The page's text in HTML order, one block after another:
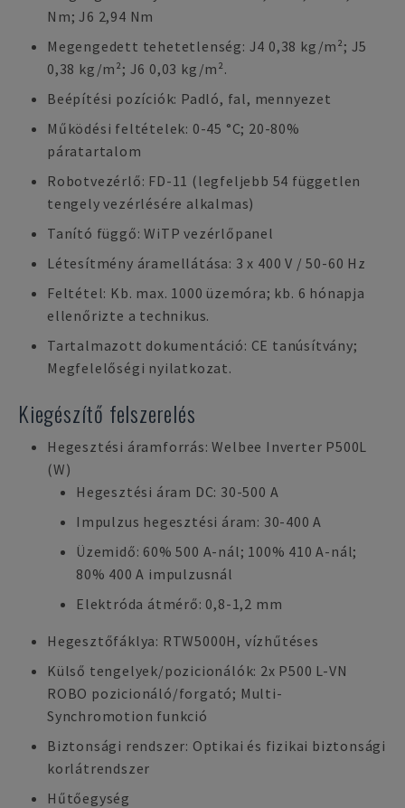
Nm; J6 2,94 Nm
Megengedett tehetetlenség: J4 0,38 kg/m²; J5
0,38 kg/m²; J6 0,03 kg/m².
Beépítési pozíciók: Padló, fal, mennyezet
Működési feltételek: 0-45 °C; 20-80%
páratartalom
Robotvezérlő: FD-11 (legfeljebb 54 független
tengely vezérlésére alkalmas)
Tanító függő: WiTP vezérlőpanel
Létesítmény áramellátása: 3 x 400 V / 50-60 Hz
Feltétel: Kb. max. 1000 üzemóra; kb. 6 hónapja
ellenőrizte a technikus.
Tartalmazott dokumentáció: CE tanúsítvány;
Megfelelőségi nyilatkozat.
Kiegészítő felszerelés
Hegesztési áramforrás: Welbee Inverter P500L
(W)
Hegesztési áram DC: 30-500 A
Impulzus hegesztési áram: 30-400 A
Üzemidő: 60% 500 A-nál; 100% 410 A-nál;
80% 400 A impulzusnál
Elektróda átmérő: 0,8-1,2 mm
Hegesztőfáklya: RTW5000H, vízhűtéses
Külső tengelyek/pozicionálók: 2x P500 L-VN
ROBO pozicionáló/forgató; Multi-
Synchromotion funkció
Biztonsági rendszer: Optikai és fizikai biztonsági
korlátrendszer
Hűtőegység